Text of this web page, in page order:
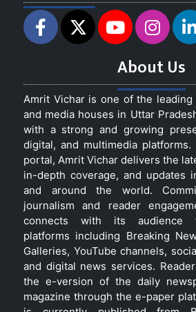
About Us
Amrit Vichar is one of the leading
and media houses in Uttar
with a strong and growing
digital, and multimedia
portal, Amrit Vichar delivers the
in-depth coverage, and updates
and around the world.
journalism and reader
connects with its audience
platforms including Breaking
Galleries, YouTube channels,
and digital news services.
the e-version of the daily
magazine through the e-paper